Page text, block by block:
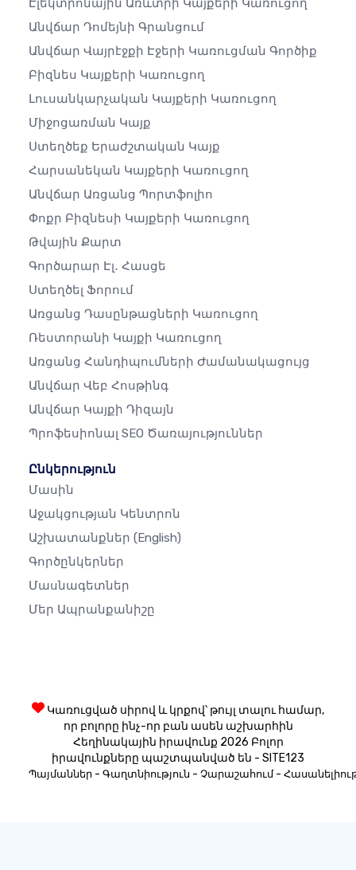
Էլեկտրոնային Առևտրի Կայքերի Կառուցող
Անվճար Դոմեյնի Գրանցում
Անվճար Վայրէջքի Էջերի Կառուցման Գործիք
Բիզնես Կայքերի Կառուցող
Լուսանկարչական Կայքերի Կառուցող
Միջոցառման Կայք
Ստեղծեք Երաժշտական ​​կայք
Հարսանեկան Կայքերի Կառուցող
Անվճար Առցանց Պորտֆոլիո
Փոքր Բիզնեսի Կայքերի Կառուցող
Թվային Քարտ
Գործարար Էլ․ Հասցե
Ստեղծել Ֆորում
Առցանց Դասընթացների Կառուցող
Ռեստորանի Կայքի Կառուցող
Առցանց Հանդիպումների Ժամանակացույց
Անվճար Վեբ Հոսթինգ
Անվճար Կայքի Դիզայն
Պրոֆեսիոնալ SEO Ծառայություններ
Ընկերություն
Մասին
Աջակցության Կենտրոն
Աշխատանքներ (English)
Գործընկերներ
Մասնագետներ
Մեր Ապրանքանիշը
Կառուցված սիրով և կրքով՝ թույլ տալու համար,
որ բոլորը ինչ-որ բան ասեն աշխարհին
Հեղինակային իրավունք 2026 Բոլոր
իրավունքները պաշտպանված են - SITE123
Պայմաններ - Գաղտնիություն - Չարաշահում-